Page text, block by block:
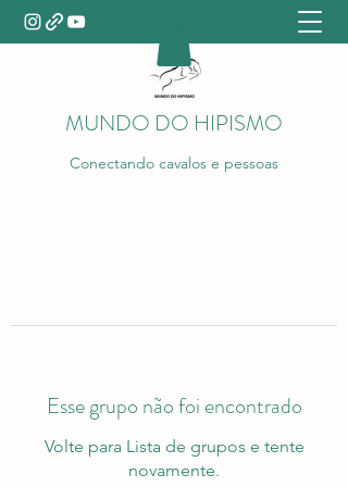
MUNDO DO HIPISMO
Conectando cavalos e pessoas
Esse grupo não foi encontrado
Volte para Lista de grupos e tente
novamente.